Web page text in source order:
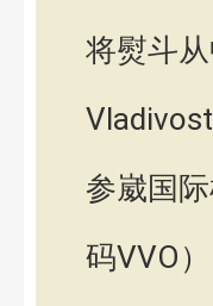
将熨斗
参崴国
码VVO